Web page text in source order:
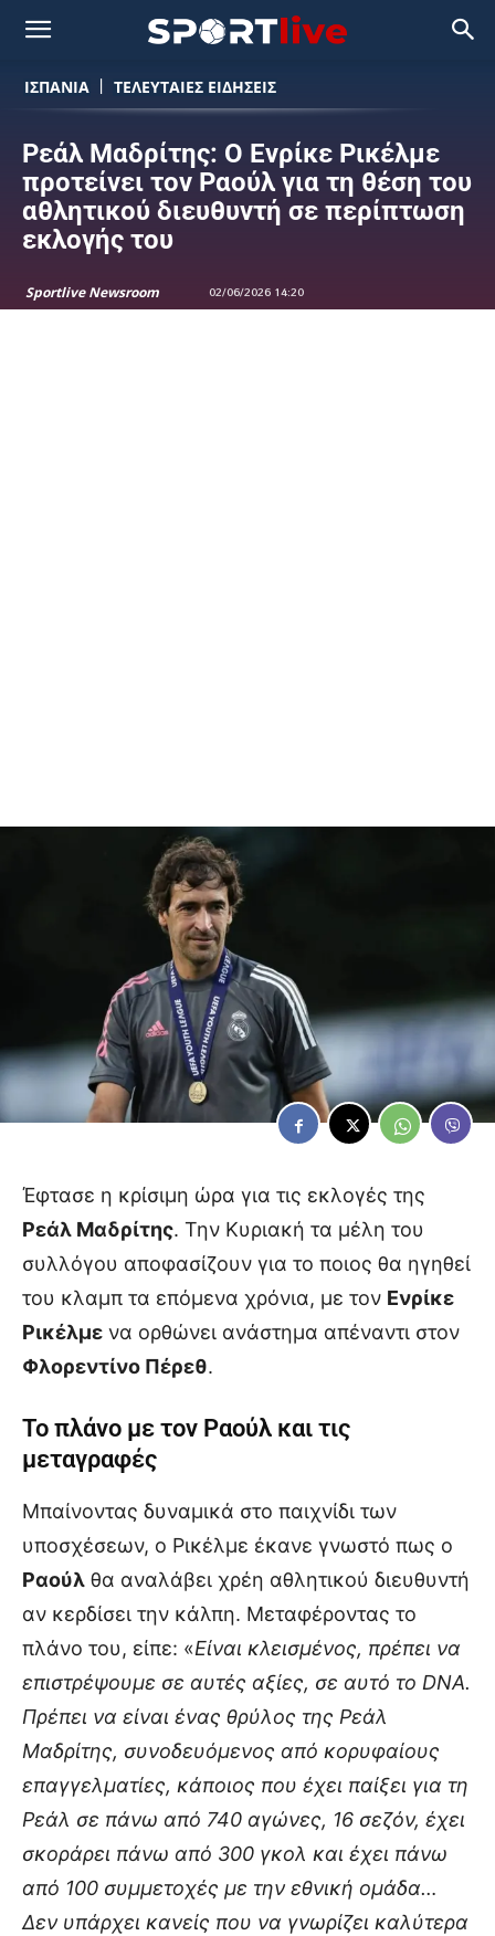
ΙΣΠΑΝΙΑ ΤΕΛΕΥΤΑΙΕΣ ΕΙΔΗΣΕΙΣ
Ρεάλ Μαδρίτης: Ο Ενρίκε Ρικέλμε
προτείνει τον Ραούλ για τη θέση του
αθλητικού διευθυντή σε περίπτωση
εκλογής του
Sportlive Newsroom 02/06/2026 14:20
Έφτασε η κρίσιμη ώρα για τις εκλογές της
Ρεάλ Μαδρίτης. Την Κυριακή τα μέλη του
συλλόγου αποφασίζουν για το ποιος θα ηγηθεί
του κλαμπ τα επόμενα χρόνια, με τον Ενρίκε
Ρικέλμε να ορθώνει ανάστημα απέναντι στον
Φλορεντίνο Πέρεθ.
Το πλάνο με τον Ραούλ και τις
μεταγραφές
Μπαίνοντας δυναμικά στο παιχνίδι των
υποσχέσεων, ο Ρικέλμε έκανε γνωστό πως ο
Ραούλ θα αναλάβει χρέη αθλητικού διευθυντή
αν κερδίσει την κάλπη. Μεταφέροντας το
πλάνο του, είπε: «Είναι κλεισμένος, πρέπει να
επιστρέψουμε σε αυτές αξίες, σε αυτό το DNA.
Πρέπει να είναι ένας θρύλος της Ρεάλ
Μαδρίτης, συνοδευόμενος από κορυφαίους
επαγγελματίες, κάποιος που έχει παίξει για τη
Ρεάλ σε πάνω από 740 αγώνες, 16 σεζόν, έχει
σκοράρει πάνω από 300 γκολ και έχει πάνω
από 100 συμμετοχές με την εθνική ομάδα…
Δεν υπάρχει κανείς που να γνωρίζει καλύτερα